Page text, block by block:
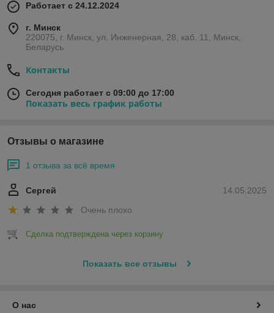
Работает с 24.12.2024
г. Минск
220075, г. Минск, ул. Инженерная, 28, каб. 11, Минск,
Беларусь
Контакты
Сегодня работает с 09:00 до 17:00
Показать весь график работы
Отзывы о магазине
1 отзыва за всё время
14.05.2025
Сергей
Очень плохо
Сделка подтверждена через корзину
Показать все отзывы
О нас